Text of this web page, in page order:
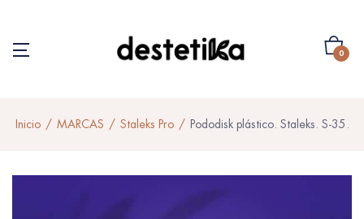
0
Inicio MARCAS Staleks Pro Pododisk plástico. Staleks. S-35.